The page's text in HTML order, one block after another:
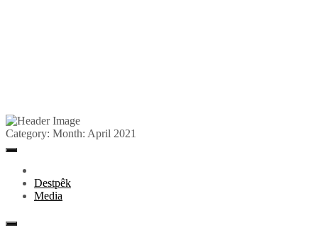
Skip
to
content
Pêlkurd
Category: Month: April 2021
Primary
Destpêk
Media